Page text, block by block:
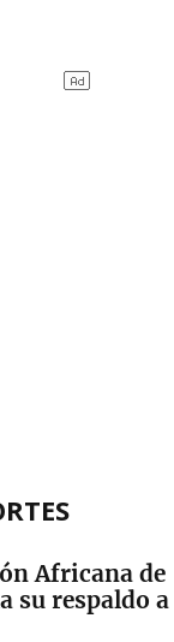
Africana de
su respaldo a